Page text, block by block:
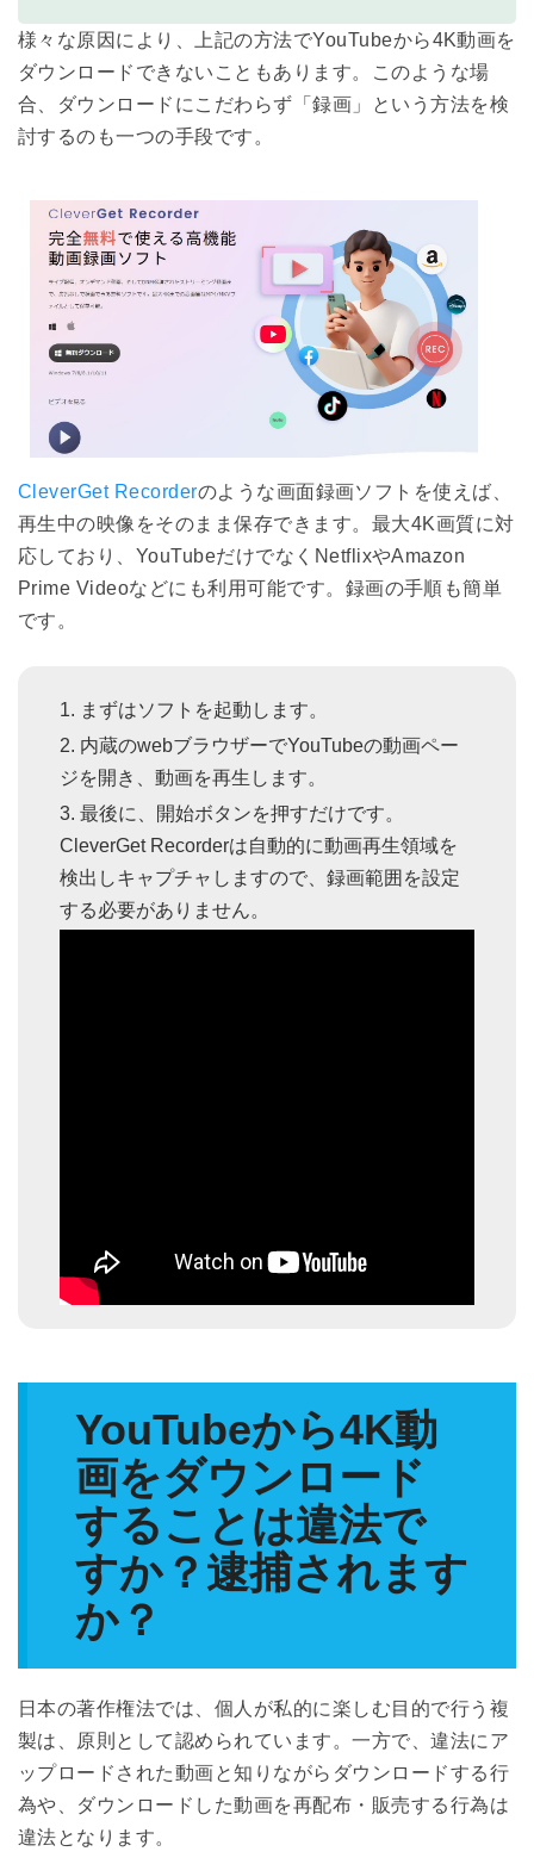
様々な原因により、上記の方法でYouTubeから4K動画を
ダウンロードできないこともあります。このような場
合、ダウンロードにこだわらず「録画」という方法を検
討するのも一つの手段です。
CleverGet Recorderのような画面録画ソフトを使えば、
再生中の映像をそのまま保存できます。最大4K画質に対
応しており、YouTubeだけでなくNetflixやAmazon
Prime Videoなどにも利用可能です。録画の手順も簡単
です。
まずはソフトを起動します。
内蔵のwebブラウザーでYouTubeの動画ペー
ジを開き、動画を再生します。
最後に、開始ボタンを押すだけです。
CleverGet Recorderは自動的に動画再生領域を
検出しキャプチャしますので、録画範囲を設定
する必要がありません。
YouTubeから4K動
画をダウンロード
することは違法で
すか？逮捕されます
か？
日本の著作権法では、個人が私的に楽しむ目的で行う複
製は、原則として認められています。一方で、違法にア
ップロードされた動画と知りながらダウンロードする行
為や、ダウンロードした動画を再配布・販売する行為は
違法となります。